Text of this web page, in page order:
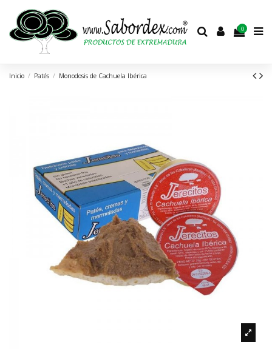
0
Inicio Patés Monodosis de Cachuela Ibérica